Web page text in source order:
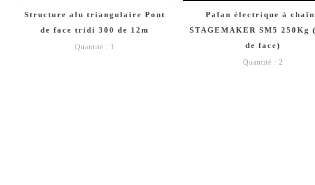
Structure alu triangulaire Pont
de face tridi 300 de 12m
Quantité : 1
Palan électrique à
STAGEMAKER SM5 250Kg
de face)
Quantité : 2